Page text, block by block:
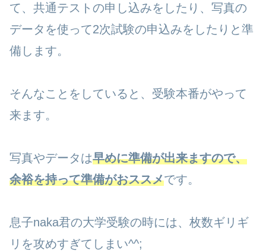
て、共通テストの申し込みをしたり、写真の
データを使って2次試験の申込みをしたりと準
備します。
そんなことをしていると、受験本番がやって
来ます。
写真やデータは早めに準備が出来ますので、
余裕を持って準備がおススメです。
息子naka君の大学受験の時には、枚数ギリギ
リを攻めすぎてしまい^^;